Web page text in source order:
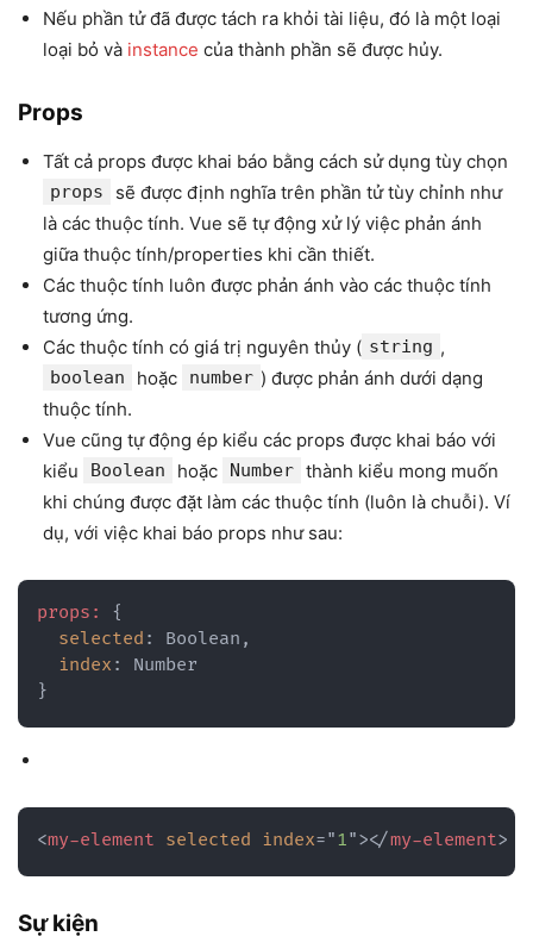
Nếu phần tử đã được tách ra khỏi tài liệu, đó là một loại
loại bỏ và instance của thành phần sẽ được hủy.
Props
Tất cả props được khai báo bằng cách sử dụng tùy chọn
props
sẽ được định nghĩa trên phần tử tùy chỉnh như
là các thuộc tính. Vue sẽ tự động xử lý việc phản ánh
giữa thuộc tính/properties khi cần thiết.
Các thuộc tính luôn được phản ánh vào các thuộc tính
tương ứng.
Các thuộc tính có giá trị nguyên thủy ( string ,
boolean hoặc number ) được phản ánh dưới dạng
thuộc tính.
Vue cũng tự động ép kiểu các props được khai báo với
kiểu
Boolean hoặc Number thành kiểu mong muốn
khi chúng được đặt làm các thuộc tính (luôn là chuỗi). Ví
dụ, với việc khai báo props như sau:
props:
{
selected : Boolean ,
index :
}
<my-element selected index="1"></my-element>
Sự kiện